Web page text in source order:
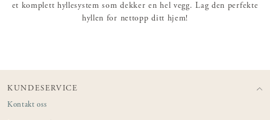
et komplett hyllesystem som dekker en hel vegg. Lag den perfekte
hyllen for nettopp ditt hjem!
KUNDESERVICE
Kontakt oss